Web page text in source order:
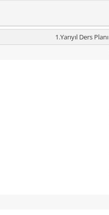
1.Yarıyıl Ders Planı